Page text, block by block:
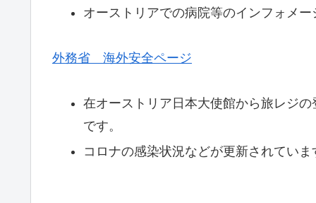
オーストリアでの病院等のインフォメ
外務省 海外安全ページ
在オーストリア日本大使館から旅レジ
です。
コロナの感染状況などが更新されていま